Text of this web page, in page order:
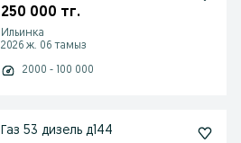
250 000 тг.
Ильинка
2026 ж. 06 тамыз
2000 - 100 000
Газ 53 дизель д144